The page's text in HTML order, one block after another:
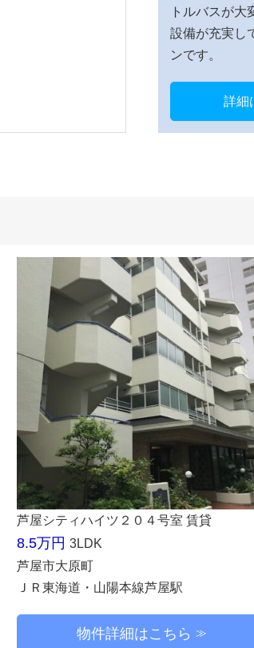
トルバスが
設備が充実し
ンです。
詳細
芦屋シティハイツ２０４号室 賃貸
8.5万円 3LDK
芦屋市大原町
ＪＲ東海道・山陽本線芦屋駅
物件詳細はこちら